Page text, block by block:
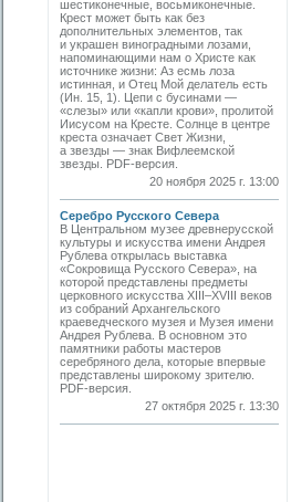
шестиконечные, восьмиконечные.
Крест может быть как без
дополнительных элементов, так
и украшен виноградными лозами,
напоминающими нам о Христе как
источнике жизни: Аз есмь лоза
истинная, и Отец Мой делатель есть
(Ин. 15, 1). Цепи с бусинами —
«слезы» или «капли крови», пролитой
Иисусом на Кресте. Солнце в центре
креста означает Свет Жизни,
а звезды — знак Вифлеемской
звезды. PDF-версия.
20 ноября 2025 г. 13:00
Серебро Русского Севера
В Центральном музее древнерусской
культуры и искусства имени Андрея
Рублева открылась выставка
«Сокровища Русского Севера», на
которой представлены предметы
церковного искусства XIII–XVIII веков
из собраний Архангельского
краеведческого музея и Музея имени
Андрея Рублева. В основном это
памятники работы мастеров
серебряного дела, которые впервые
представлены широкому зрителю.
PDF-версия.
27 октября 2025 г. 13:30